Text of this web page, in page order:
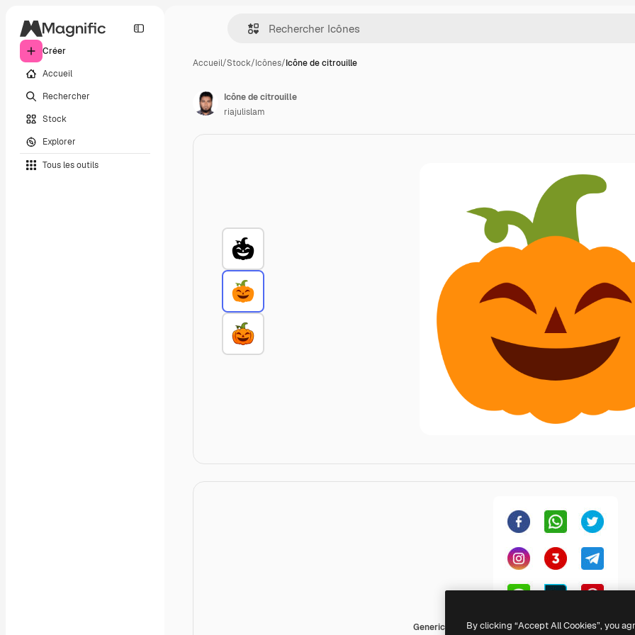
Créer
Accueil
Rechercher
Stock
Explorer
Tous les outils
Accueil/Stock/Icônes/Icône de citrouille
Generic Flat
Icône de citrouille
riajulislam
By clicking “Accept All Cookies”, you